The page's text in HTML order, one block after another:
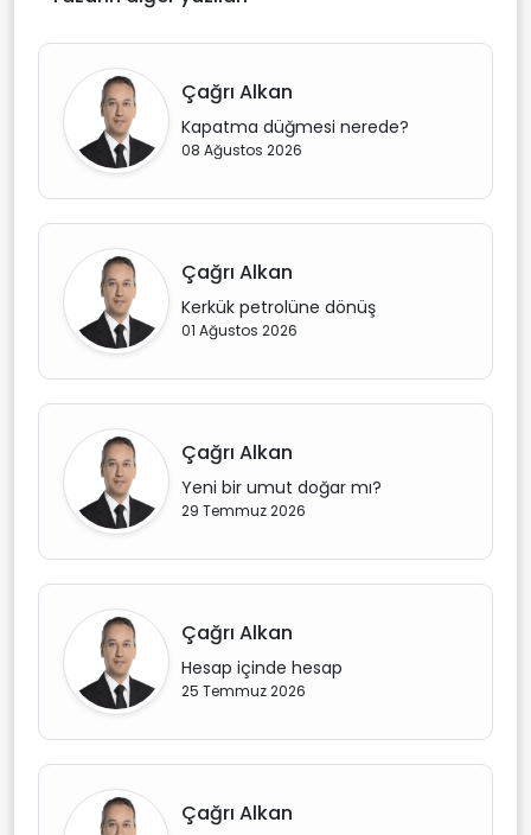
Çağrı Alkan
Kapatma düğmesi nerede?
08 Ağustos 2026
Çağrı Alkan
Kerkük petrolüne dönüş
01 Ağustos 2026
Çağrı Alkan
Yeni bir umut doğar mı?
29 Temmuz 2026
Çağrı Alkan
Hesap içinde hesap
25 Temmuz 2026
Çağrı Alkan